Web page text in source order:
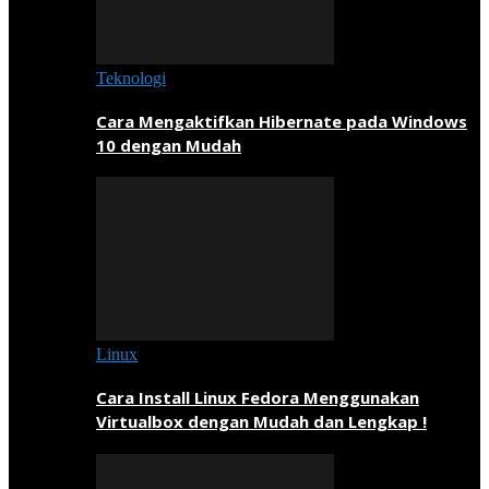
Teknologi
Cara Mengaktifkan Hibernate pada Windows
10 dengan Mudah
Linux
Cara Install Linux Fedora Menggunakan
Virtualbox dengan Mudah dan Lengkap !